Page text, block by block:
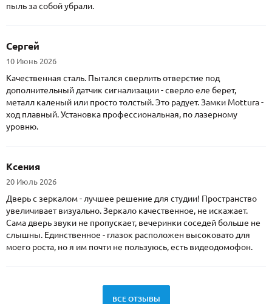
пыль за собой убрали.
Сергей
10 Июнь 2026
Качественная сталь. Пытался сверлить отверстие под
дополнительный датчик сигнализации - сверло еле берет,
металл каленый или просто толстый. Это радует. Замки Mottura -
ход плавный. Установка профессиональная, по лазерному
уровню.
Ксения
20 Июль 2026
Дверь с зеркалом - лучшее решение для студии! Пространство
увеличивает визуально. Зеркало качественное, не искажает.
Сама дверь звуки не пропускает, вечеринки соседей больше не
слышны. Единственное - глазок расположен высоковато для
моего роста, но я им почти не пользуюсь, есть видеодомофон.
ВСЕ ОТЗЫВЫ